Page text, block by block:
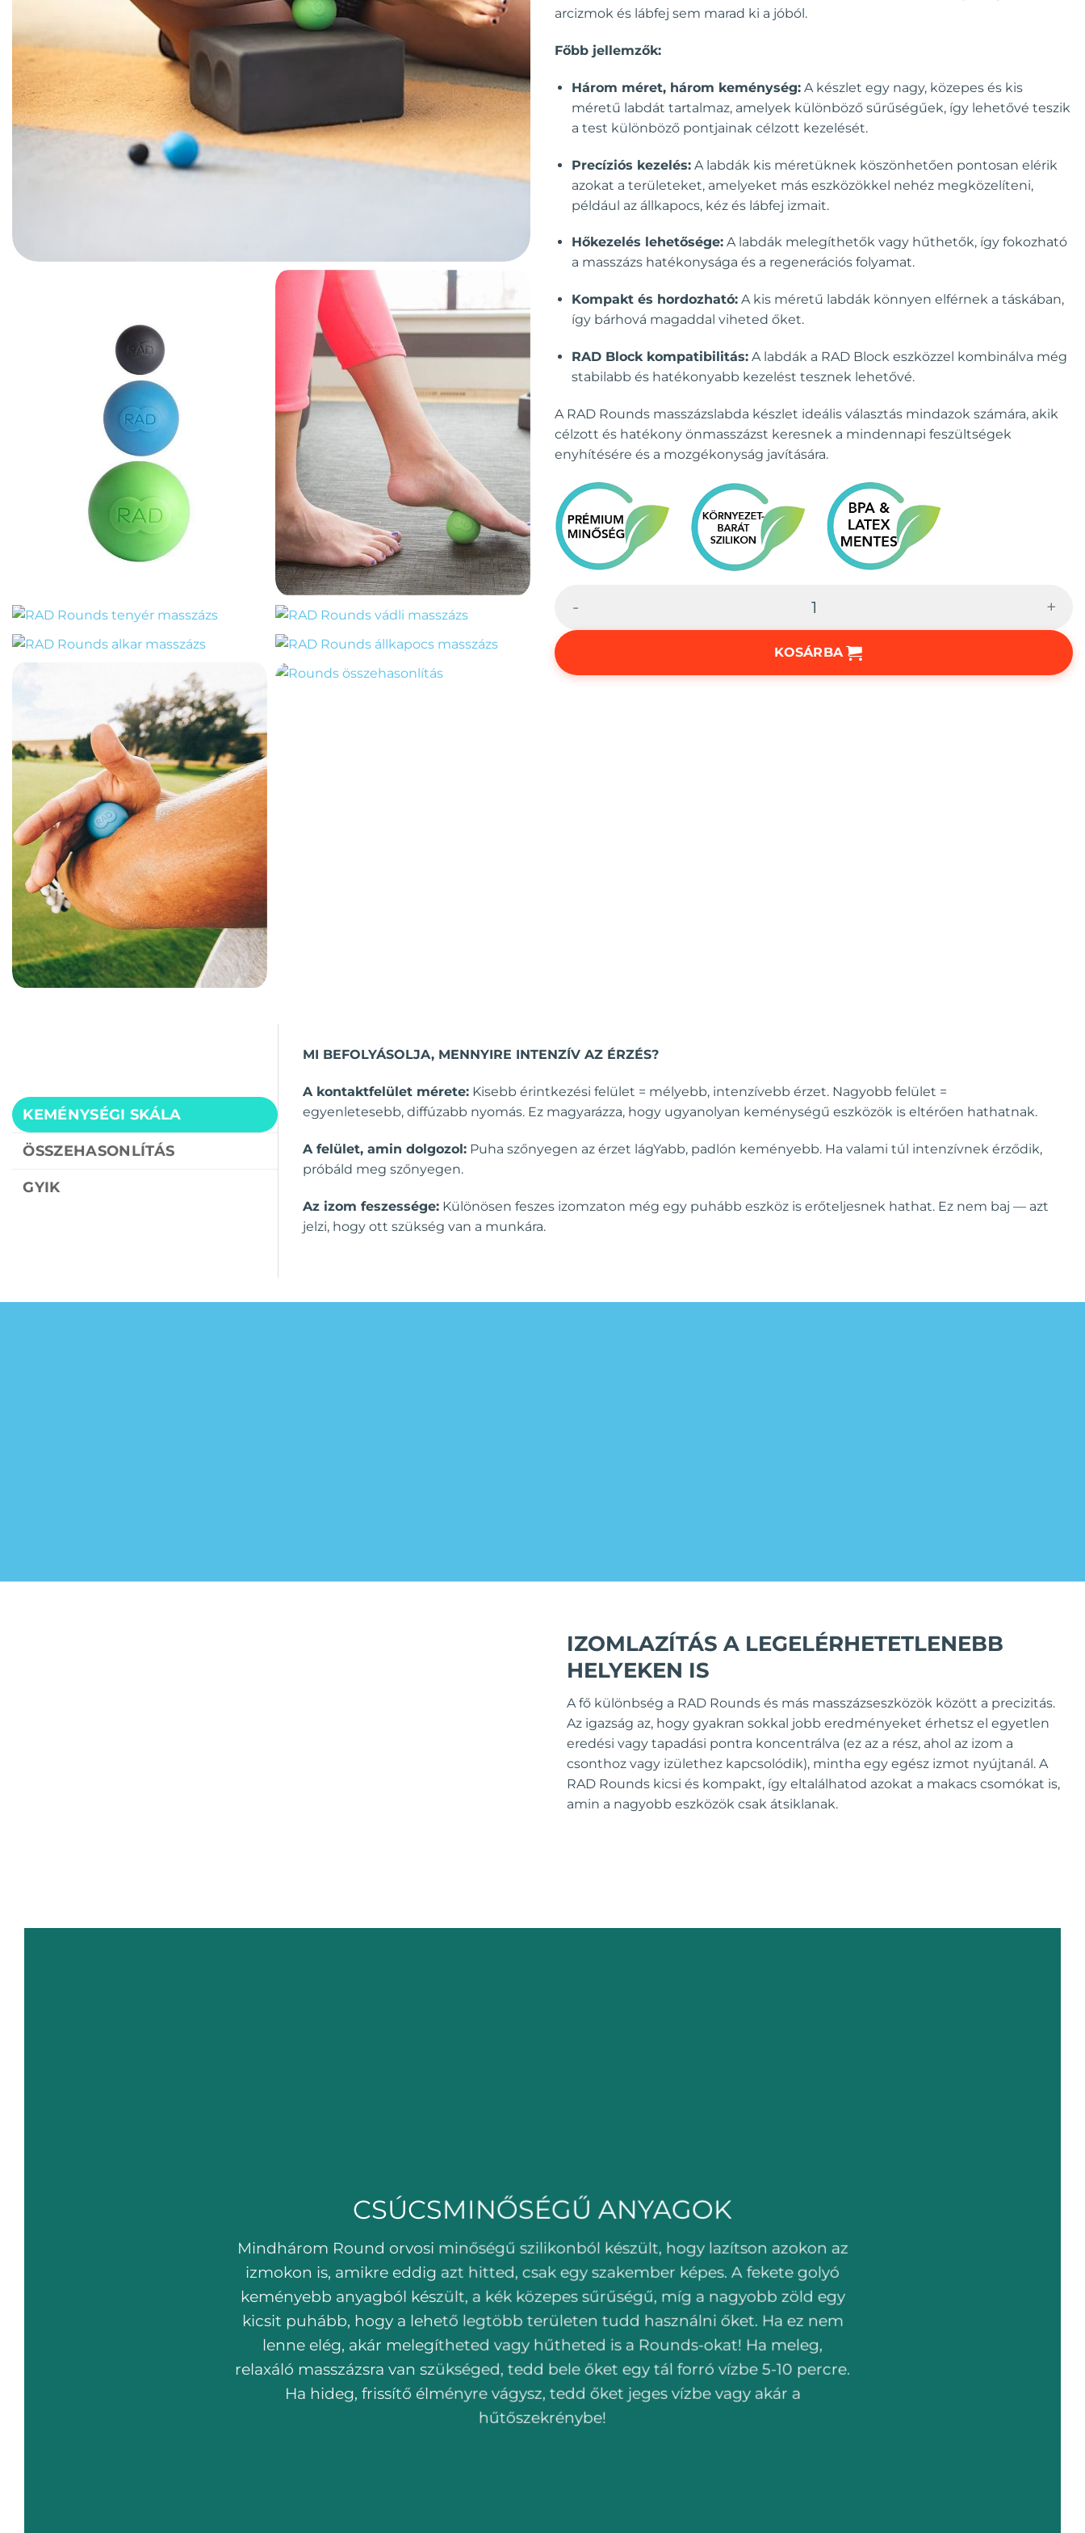
arcizmok és lábfej sem marad ki a jóból.
Főbb jellemzők:
Három méret, három keménység: A készlet egy nagy, közepes és kis
méretű labdát tartalmaz, amelyek különböző sűrűségűek, így lehetővé teszik
a test különböző pontjainak célzott kezelését.
Precíziós kezelés: A labdák kis méretüknek köszönhetően pontosan elérik
azokat a területeket, amelyeket más eszközökkel nehéz megközelíteni,
például az állkapocs, kéz és lábfej izmait.
Hőkezelés lehetősége: A labdák melegíthetők vagy hűthetők, így fokozható
a masszázs hatékonysága és a regenerációs folyamat.
Kompakt és hordozható: A kis méretű labdák könnyen elférnek a táskában,
így bárhová magaddal viheted őket.
RAD Block kompatibilitás: A labdák a RAD Block eszközzel kombinálva még
stabilabb és hatékonyabb kezelést tesznek lehetővé.
A RAD Rounds masszázslabda készlet ideális választás mindazok számára, akik
célzott és hatékony önmasszázst keresnek a mindennapi feszültségek
enyhítésére és a mozgékonyság javítására.
KOSÁRBA
KEMÉNYSÉGI SKÁLA
ÖSSZEHASONLÍTÁS
GYIK
MI BEFOLYÁSOLJA, MENNYIRE INTENZÍV AZ ÉRZÉS?
A kontaktfelület mérete:Kisebb érintkezési felület = mélyebb, intenzívebb érzet. Nagyobb felület =
egyenletesebb, diffúzabb nyomás. Ez magyarázza, hogy ugyanolyan keménységű eszközök is eltérően hathatnak.
A felület, amin dolgozol:Puha szőnyegen az érzet lágYabb, padlón keményebb. Ha valami túl intenzívnek érződik,
próbáld meg szőnyegen.
Az izom feszessége:Különösen feszes izomzaton még egy puhább eszköz is erőteljesnek hathat. Ez nem baj — azt
jelzi, hogy ott szükség van a munkára.
IZOMLAZÍTÁS A LEGELÉRHETETLENEBB
HELYEKEN IS
A fő különbség a RAD Rounds és más masszázseszközök között a precizitás.
Az igazság az, hogy gyakran sokkal jobb eredményeket érhetsz el egyetlen
eredési vagy tapadási pontra koncentrálva (ez az a rész, ahol az izom a
csonthoz vagy izülethez kapcsolódik), mintha egy egész izmot nyújtanál. A
RAD Rounds kicsi és kompakt, így eltalálhatod azokat a makacs csomókat is,
amin a nagyobb eszközök csak átsiklanak.
CSÚCSMINŐSÉGŰ ANYAGOK
Mindhárom Round orvosi minőségű szilikonból készült, hogy lazítson azokon az
izmokon is, amikre eddig azt hitted, csak egy szakember képes. A fekete golyó
keményebb anyagból készült, a kék közepes sűrűségű, míg a nagyobb zöld egy
kicsit puhább, hogy a lehető legtöbb területen tudd használni őket. Ha ez nem
lenne elég, akár melegítheted vagy hűtheted is a Rounds-okat! Ha meleg,
relaxáló masszázsra van szükséged, tedd bele őket egy tál forró vízbe 5-10 percre.
Ha hideg, frissítő élményre vágysz, tedd őket jeges vízbe vagy akár a
hűtőszekrénybe!